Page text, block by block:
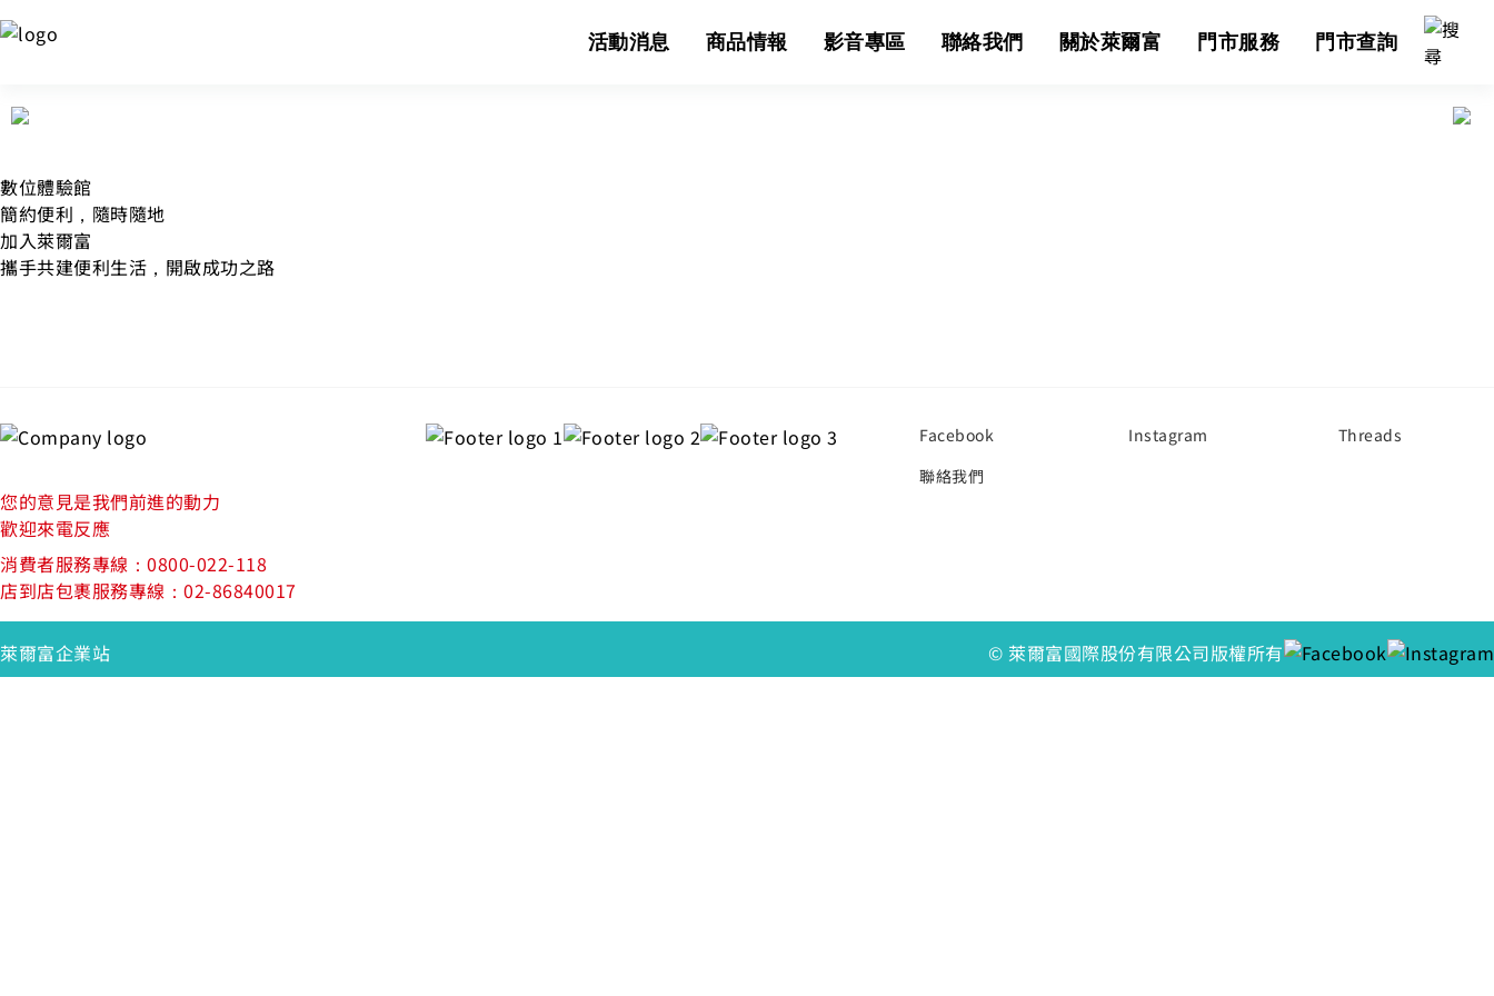
活動消息 商品情報 影音專區 聯絡我們 關於萊爾富 門市服務 門市查詢
數位體驗館
簡約便利，隨時隨地
加入萊爾富
攜手共建便利生活，開啟成功之路
您的意見是我們前進的動力
歡迎來電反應
消費者服務專線：0800-022-118
店到店包裹服務專線：02-86840017
Facebook Instagram
Threads
聯絡我們
萊爾富企業站 © 萊爾富國際股份有限公司版權所有